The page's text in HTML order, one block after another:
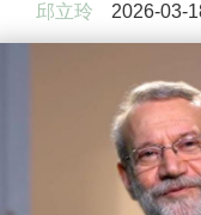
邱立玲 2026-03-